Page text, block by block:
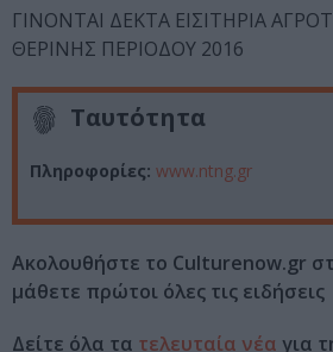
ΓΙΝΟΝΤΑΙ ΔΕΚΤΑ ΕΙΣΙΤΗΡΙΑ
ΘΕΡΙΝΗΣ ΠΕΡΙΟΔΟΥ 2016
Ταυτότητα
Πληροφορίες: www.ntng.gr
Ακολουθήστε το Culturenow.gr
μάθετε πρώτοι όλες τις ειδήσεις
Δείτε όλα τα τελευταία νέα για